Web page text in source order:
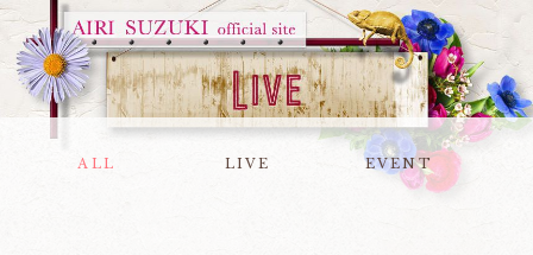
ALL LIVE EVENT